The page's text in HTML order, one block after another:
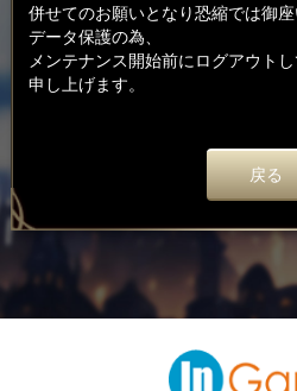
併せてのお願いとなり恐縮では御
データ保護の為、
メンテナンス開始前にログアウト
申し上げます。
戻る